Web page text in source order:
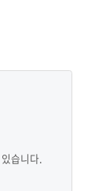
습니다.